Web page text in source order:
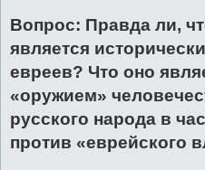
Вопрос: Правда ли,
является
евреев? Что оно
«оружием»
русского народа в
против «еврейского